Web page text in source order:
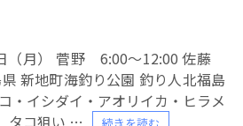
（月） 菅野 6:00〜12:00 佐藤
新地町海釣り公園 釣り人北福島
・イシダイ・アオリイカ・ヒラメ